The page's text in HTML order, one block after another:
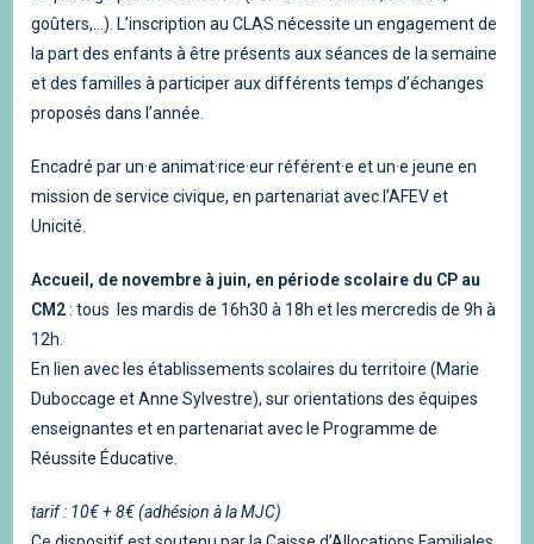
goûters,…). L’inscription au CLAS nécessite un engagement de
la part des enfants à être présents aux séances de la semaine
et des familles à participer aux différents temps d’échanges
proposés dans l’année.
Encadré par un·e animat·rice·eur référent·e et un·e jeune en
mission de service civique, en partenariat avec l’AFEV et
Unicité.
Accueil, de novembre à juin, en période scolaire du CP au
CM2: tous les mardis de 16h30 à 18h et les mercredis de 9h à
12h.
En lien avec les établissements scolaires du territoire (Marie
Duboccage et Anne Sylvestre), sur orientations des équipes
enseignantes et en partenariat avec le Programme de
Réussite Éducative.
tarif : 10€ + 8€ (adhésion à la MJC)